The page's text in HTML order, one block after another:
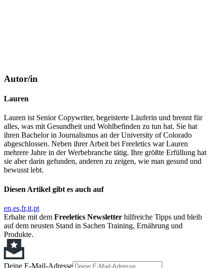
Autor/in
Lauren
Lauren ist Senior Copywriter, begeisterte Läuferin und brennt für
alles, was mit Gesundheit und Wohlbefinden zu tun hat. Sie hat
ihren Bachelor in Journalismus an der University of Colorado
abgeschlossen. Neben ihrer Arbeit bei Freeletics war Lauren
mehrere Jahre in der Werbebranche tätig. Ihre größte Erfüllung hat
sie aber darin gefunden, anderen zu zeigen, wie man gesund und
bewusst lebt.
Diesen Artikel gibt es auch auf
en es fr it pt
Erhalte mit dem Freeletics Newsletter hilfreiche Tipps und bleib
auf dem neusten Stand in Sachen Training, Ernährung und
Produkte.
Deine E-Mail-Adresse